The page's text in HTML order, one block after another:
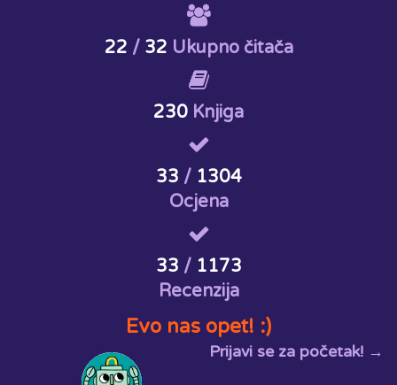
22 / 32 Ukupno čitača
230 Knjiga
33 / 1304
Ocjena
33 / 1173
Recenzija
Evo nas opet! :)
Prijavi se za početak! →